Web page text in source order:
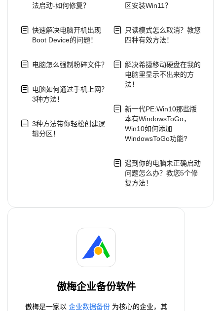
法启动-如何修复？
快速解决电脑开机出现
Boot Device的问题！
电脑怎么强制粉碎文件？
电脑如何通过手机上网？
3种方法！
3种方法带你轻松创建逻
辑分区！
区安装Win11？
只读模式怎么取消？教您
四种有效方法！
解决希捷移动硬盘在我的
电脑里显示不出来的方
法！
新一代PE:Win10那些版
本有WindowsToGo，
Win10如何添加
WindowsToGo功能?
遇到你的电脑未正确启动
问题怎么办？教您5个修
复方法！
傲梅企业备份软件
傲梅是一家以 企业数据备份 为核心的企业，其